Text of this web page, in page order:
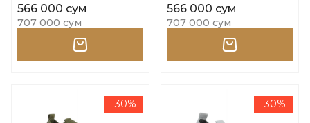
566 000 сум
707 000 сум
566 000 сум
707 000 сум
-30% -30%